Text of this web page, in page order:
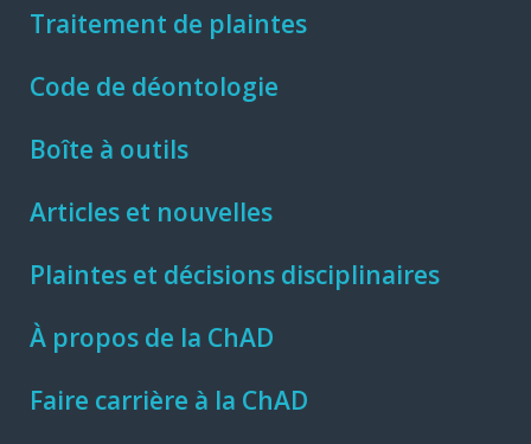
Traitement de plaintes
Code de déontologie
Boîte à outils
Articles et nouvelles
Plaintes et décisions disciplinaires
À propos de la ChAD
Faire carrière à la ChAD